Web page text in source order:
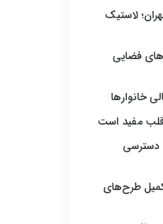
لاستیک
فضایی
خانوارها
قلب مفید است
دسترسی
طرح‌های